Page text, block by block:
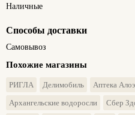
Наличные
Способы доставки
Самовывоз
Похожие магазины
РИГЛА Делимобиль Аптека Алоэ
Архангельские водоросли
Сбер